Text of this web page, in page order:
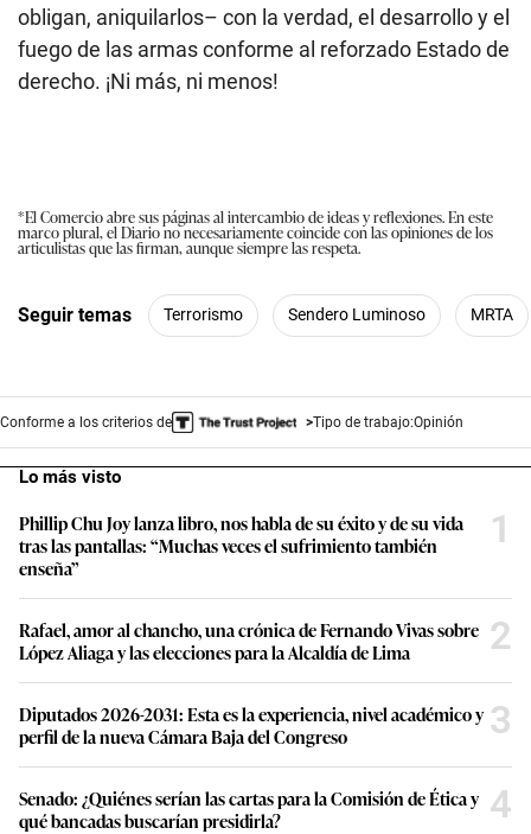
obligan, aniquilarlos– con la verdad, el desarrollo y el
fuego de las armas conforme al reforzado Estado de
derecho. ¡Ni más, ni menos!
*El Comercio abre sus páginas al intercambio de ideas y reflexiones. En este
marco plural, el Diario no necesariamente coincide con las opiniones de los
articulistas que las firman, aunque siempre las respeta.
Seguir temas Terrorismo Sendero Luminoso MRTA
Conforme a los criterios de Tipo de trabajo:Opinión
Lo más visto
Phillip Chu Joy lanza libro, nos habla de su éxito y de su vida
tras las pantallas: “Muchas veces el sufrimiento también
enseña”
1
Rafael, amor al chancho, una crónica de Fernando Vivas sobre
López Aliaga y las elecciones para la Alcaldía de Lima
2
Diputados 2026-2031: Esta es la experiencia, nivel académico y
perfil de la nueva Cámara Baja del Congreso
3
Senado: ¿Quiénes serían las cartas para la Comisión de Ética y
qué bancadas buscarían presidirla?
4